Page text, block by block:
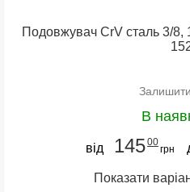
Подовжувач CrV сталь 3/
Залишити
В
від 14500
грн
Показати